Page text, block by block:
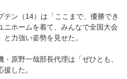
ン（14）は「ここまで、優勝でき
ニホームを着て、みんなで全国大会
力強い姿勢を見せた。
原野一哉部長代理は「ぜひとも、
した。